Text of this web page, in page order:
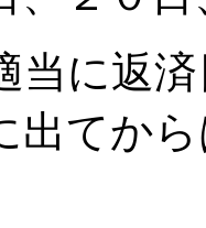
当に返
出てか